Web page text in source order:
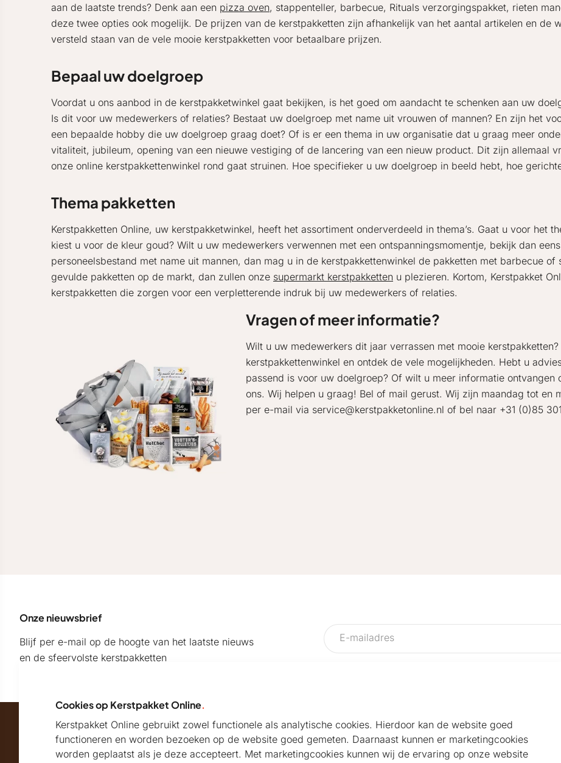
aan de laatste trends? Denk aan een pizza oven, stappenteller, barbecue, Rituals verzorgingspakket, rieten
deze twee opties ook mogelijk. De prijzen van de kerstpakketten zijn afhankelijk van het aantal artikelen en de
versteld staan van de vele mooie kerstpakketten voor betaalbare prijzen.
Bepaal uw doelgroep
Voordat u ons aanbod in de kerstpakketwinkel gaat bekijken, is het goed om aandacht te schenken aan uw
Is dit voor uw medewerkers of relaties? Bestaat uw doelgroep met name uit vrouwen of mannen? En zijn het
een bepaalde hobby die uw doelgroep graag doet? Of is er een thema in uw organisatie dat u graag meer
vitaliteit, jubileum, opening van een nieuwe vestiging of de lancering van een nieuw product. Dit zijn allemaal
onze online kerstpakkettenwinkel rond gaat struinen. Hoe specifieker u uw doelgroep in beeld hebt, hoe
Thema pakketten
Kerstpakketten Online, uw kerstpakketwinkel, heeft het assortiment onderverdeeld in thema’s. Gaat u voor het
kiest u voor de kleur goud? Wilt u uw medewerkers verwennen met een ontspanningsmomentje, bekijk dan
personeelsbestand met name uit mannen, dan mag u in de kerstpakkettenwinkel de pakketten met barbecue
gevulde pakketten op de markt, dan zullen onze supermarkt kerstpakketten u plezieren. Kortom, Kerstpakket
kerstpakketten die zorgen voor een verpletterende indruk bij uw medewerkers of relaties.
Vragen of meer informatie?
Wilt u uw medewerkers dit jaar verrassen met mooie
kerstpakkettenwinkel en ontdek de vele mogelijkheden. Hebt u
passend is voor uw doelgroep? Of wilt u meer informatie
ons. Wij helpen u graag! Bel of mail gerust. Wij zijn maandag tot en
per e-mail via service@kerstpakketonline.nl of bel naar +31 (0)85
Onze nieuwsbrief
Blijf per e-mail op de hoogte van het laatste nieuws
en de sfeervolste kerstpakketten
Maatschappelijk partner van
Helpdesk
Cookies op Kerstpakket Online.
Kerstpakket Online gebruikt zowel functionele als analytische cookies. Hierdoor kan de website goed
functioneren en worden bezoeken op de website goed gemeten. Daarnaast kunnen er marketingcookies
worden geplaatst als je deze accepteert. Met marketingcookies kunnen wij de ervaring op onze website